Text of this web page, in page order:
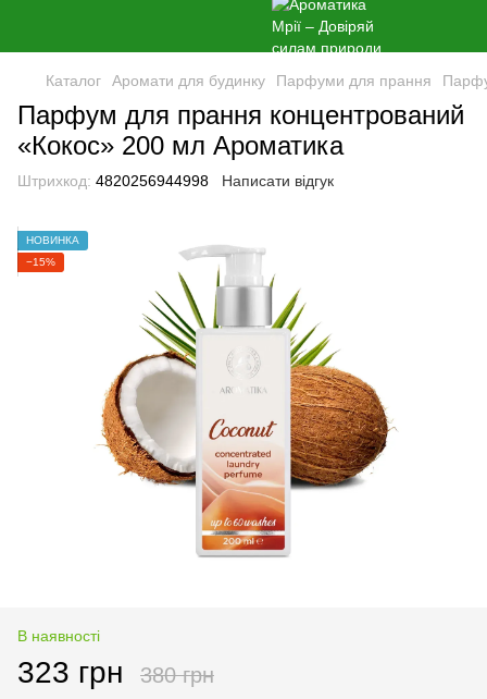
Каталог Аромати для будинку Парфуми для прання
Парфум для прання концентрований
«Кокос» 200 мл Ароматика
Штрихкод: 4820256944998 Написати відгук
НОВИНКА
−15%
В наявності
323 грн 380 грн